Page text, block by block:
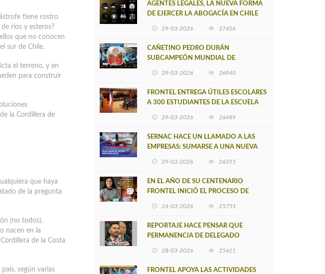
tiene rostro
ríos y esteros?
que no conocen
sur de Chile.
el terreno, y en
para construir
la Cordillera de
que haya
de la pregunta
(no todos),
nacen en la
de la Costa
según varias
AGENTES LEGALES, LA NUEVA FORMA
DE EJERCER LA ABOGACÍA EN CHILE
29-03-2026 27656
CAÑETINO PEDRO DURÁN
SUBCAMPEÓN MUNDIAL DE
29-03-2026 26940
FRONTEL ENTREGA ÚTILES ESCOLARES
A 300 ESTUDIANTES DE LA ESCUELA
29-03-2026 26489
SERNAC HACE UN LLAMADO A LAS
EMPRESAS: SUMARSE A UNA NUEVA
29-03-2026 26355
EN EL AÑO DE SU CENTENARIO
FRONTEL INICIÓ EL PROCESO DE
24-03-2026 25751
REPORTAJE HACE PENSAR QUE
PERMANENCIA DE DELEGADO
28-03-2026 25611
FRONTEL APOYA LAS ACTIVIDADES